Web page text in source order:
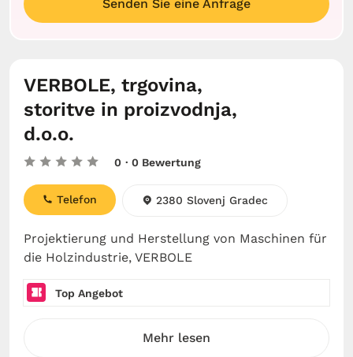
Senden Sie eine Anfrage
VERBOLE, trgovina,
storitve in proizvodnja,
d.o.o.
0 · 0 Bewertung
Projektierung und Herstellung von Maschinen für
die Holzindustrie, VERBOLE
Telefon 2380 Slovenj Gradec
Top Angebot
Mehr lesen